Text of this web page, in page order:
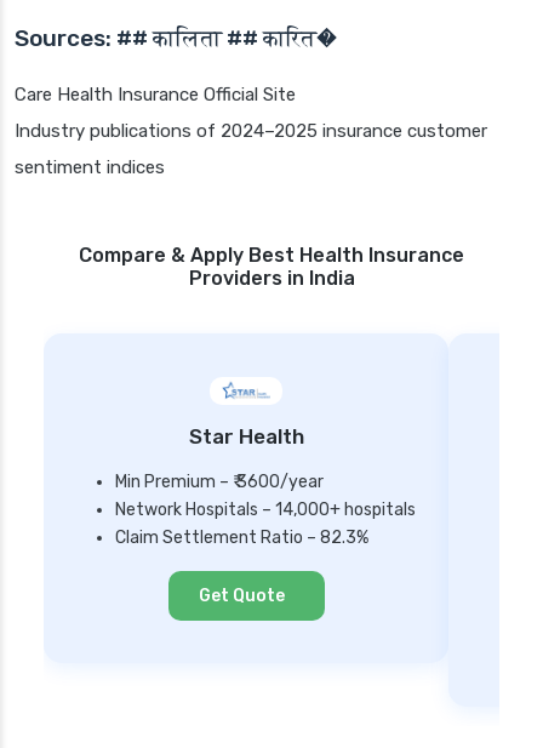
Sources: ## कालिता ## कारित�
Care Health Insurance Official Site
Industry publications of 2024–2025 insurance customer
sentiment indices
Compare & Apply Best Health Insurance
Providers in India
Star Health
Min Premium – ₹ 3600/year
Network Hospitals – 14,000+ hospitals
Claim Settlement Ratio – 82.3%
Get Quote